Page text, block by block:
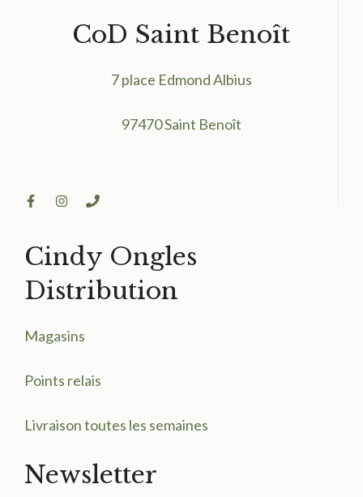
CoD Saint Benoît
7 place Edmond Albius
97470 Saint Benoît
Cindy Ongles
Distribution
Magasins
Points relais
Livraison toutes les semaines
Newsletter